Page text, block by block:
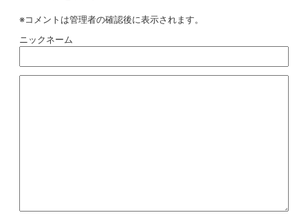
※コメントは管理者の確認後に表示されます。
ニックネーム